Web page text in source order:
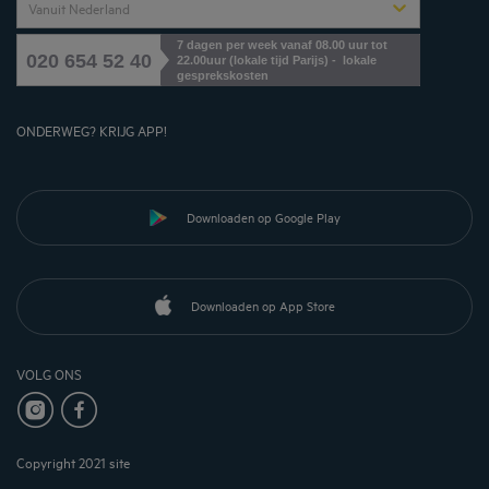
Vanuit Nederland
020 654 52 40
7 dagen per week vanaf 08.00 uur tot
22.00uur (lokale tijd Parijs) - lokale
gesprekskosten
ONDERWEG? KRIJG APP!
Downloaden op Google Play
Downloaden op App Store
VOLG ONS
Copyright 2021 site